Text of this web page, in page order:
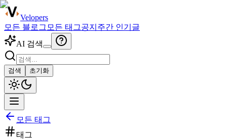
Velopers
모든 블로그 모든 태그공지 주간 인기글
AI 검색
검색 초기화
모든 태그
태그